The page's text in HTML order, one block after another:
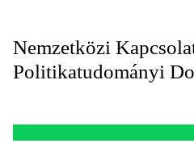
Nemzetközi
Politikatudományi